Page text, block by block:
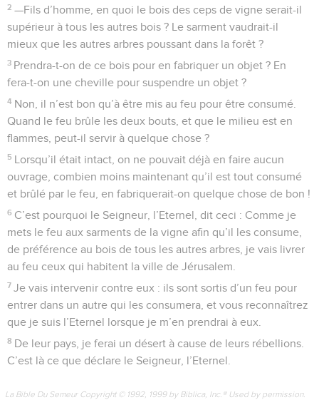
2 —Fils d’homme, en quoi le bois des ceps de vigne serait-il
supérieur à tous les autres bois ? Le sarment vaudrait-il
mieux que les autres arbres poussant dans la forêt ?
3 Prendra-t-on de ce bois pour en fabriquer un objet ? En
fera-t-on une cheville pour suspendre un objet ?
4 Non, il n’est bon qu’à être mis au feu pour être consumé.
Quand le feu brûle les deux bouts, et que le milieu est en
flammes, peut-il servir à quelque chose ?
5 Lorsqu’il était intact, on ne pouvait déjà en faire aucun
ouvrage, combien moins maintenant qu’il est tout consumé
et brûlé par le feu, en fabriquerait-on quelque chose de bon !
6 C’est pourquoi le Seigneur, l’Eternel, dit ceci : Comme je
mets le feu aux sarments de la vigne afin qu’il les consume,
de préférence au bois de tous les autres arbres, je vais livrer
au feu ceux qui habitent la ville de Jérusalem.
7 Je vais intervenir contre eux : ils sont sortis d’un feu pour
entrer dans un autre qui les consumera, et vous reconnaîtrez
que je suis l’Eternel lorsque je m’en prendrai à eux.
8 De leur pays, je ferai un désert à cause de leurs rébellions.
C’est là ce que déclare le Seigneur, l’Eternel.
La Bible Du Semeur Copyright © 1992, 1999 by Biblica, Inc.® Used by permission.